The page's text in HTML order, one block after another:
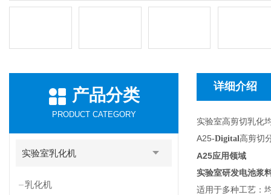
产品分类
PRODUCT CATEGORY
实验室乳化机
乳化机
详细介绍
实验室高剪切乳化
A25-Digital高剪切
A25应用领域
实验室研发电池浆
适用于多种工艺：